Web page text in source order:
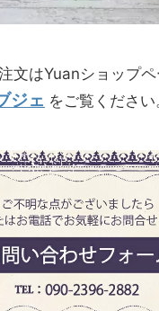
文はYuanショップペ
ジェ をご覧ください